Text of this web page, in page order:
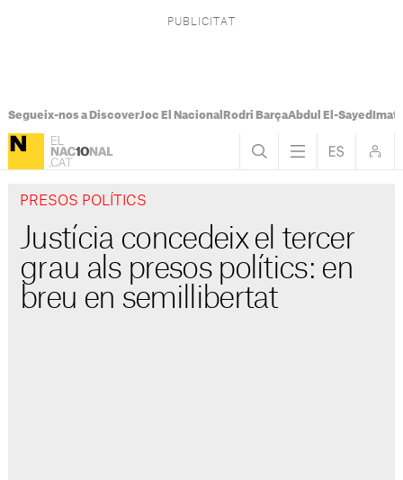
Segueix-nos a DiscoverJoc El Nacional Rodri BarçaAbdul El-Sayed
PRESOS POLÍTICS
Justícia concedeix el tercer
grau als presos polítics: en
breu en semillibertat